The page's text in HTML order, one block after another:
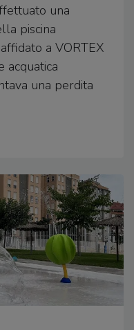
una
piscina
a VORTEX
acquatica
una perdita